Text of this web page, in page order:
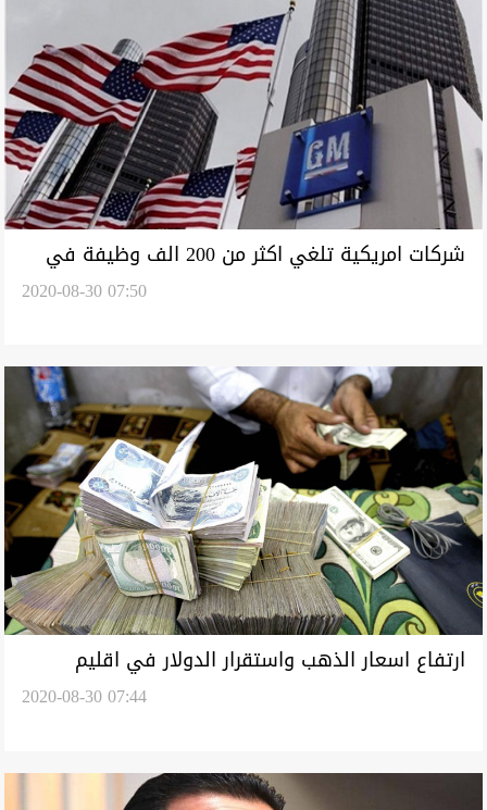
شركات امريكية تلغي اكثر من 200 الف وظيفة في
2020-08-30 07:50
ارتفاع اسعار الذهب واستقرار الدولار في اقليم
2020-08-30 07:44